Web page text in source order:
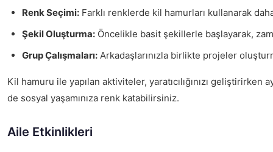
Renk Seçimi: Farklı renklerde kil hamurları kullanarak
Şekil Oluşturma: Öncelikle basit şekillerle başlayarak,
Grup Çalışmaları: Arkadaşlarınızla birlikte projeler
Kil hamuru ile yapılan aktiviteler, yaratıcılığınızı
de sosyal yaşamınıza renk katabilirsiniz.
Aile Etkinlikleri